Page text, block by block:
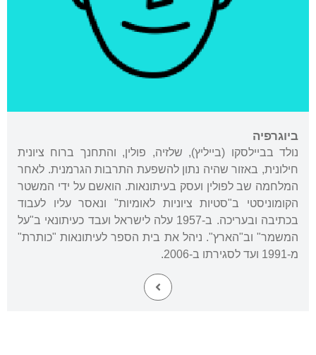
ביוגרפיה
נולד בביילסקו (בייליץ), שלזיה, פולין, והתחנך ברוח ציונית
חילונית, באזור שהיה נתון להשפעת התרבות הגרמנית. לאחר
המלחמה שב לפולין ועסק בעיתונאות. הואשם על ידי המשטר
הקומוניסטי ב"סטיות ציוניות לאומיות" ונאסר עליו לעבוד
בכתיבה ובעריכה. ב-1957 עלה לישראל ועבד כעיתונאי ב"על
המשמר" וב"הארץ". ניהל את בית הספר לעיתונאות "כותרת"
מ-1991 ועד לסגירתו ב-2006.